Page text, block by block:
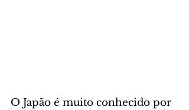
O Japão é muito conhecido por